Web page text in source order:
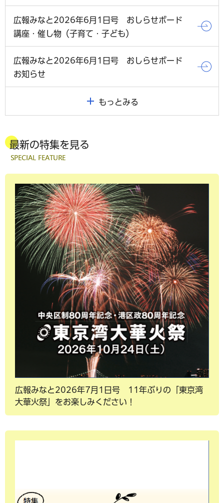
広報みなと2026年6月1日号 おしらせボード
講座・催し物（子育て・子ども）
広報みなと2026年6月1日号 おしらせボード
お知らせ
もっとみる
最新の特集を見る
広報みなと2026年7月1日号 11年ぶりの「東京湾
大華火祭」をお楽しみください！